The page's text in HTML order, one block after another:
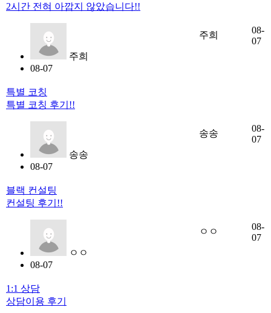
2시간 전혀 아깝지 않았습니다!!
주희
08-07
주희
08-
07
특별 코칭
특별 코칭 후기!!
송송
08-07
송송
08-
07
블랙 컨설팅
컨설팅 후기!!
ㅇㅇ
08-07
ㅇㅇ
08-
07
1:1 상담
상담이용 후기